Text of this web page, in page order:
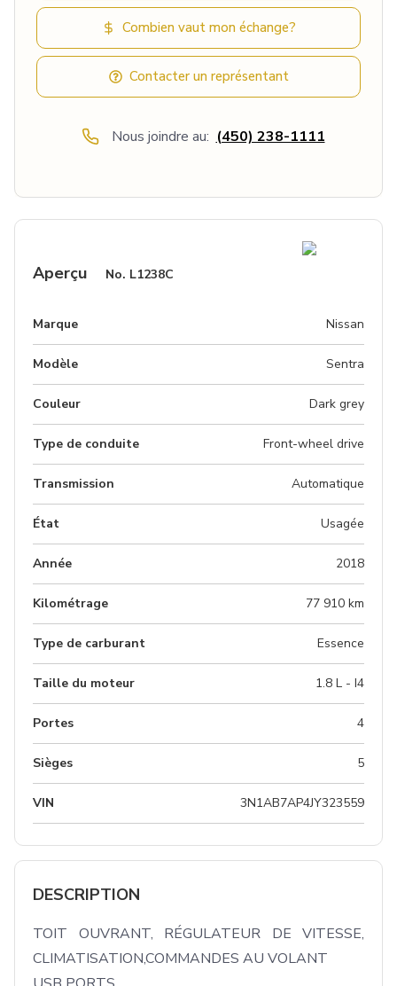
Combien vaut mon échange?
Contacter un représentant
Nous joindre au: (450) 238-1111
Aperçu No. L1238C
Marque Nissan
Modèle Sentra
Couleur dark grey
Type de conduite Front-wheel drive
Transmission Automatique
État Usagée
Année 2018
Kilométrage 77 910 km
Type de carburant Essence
Taille du moteur 1.8 L - I4
Portes 4
Sièges 5
VIN 3N1AB7AP4JY323559
DESCRIPTION
TOIT OUVRANT, RÉGULATEUR DE VITESSE,
CLIMATISATION,COMMANDES AU VOLANT